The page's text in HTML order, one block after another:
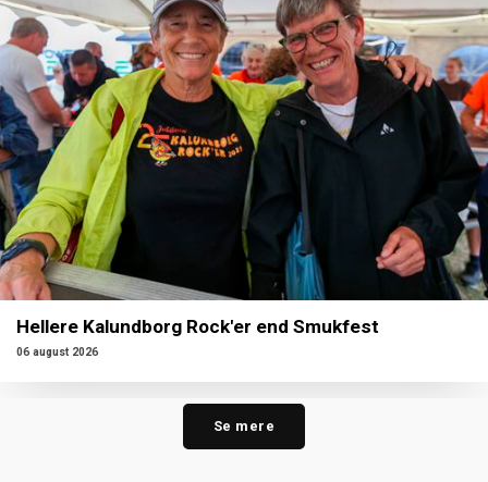
Hellere Kalundborg Rock'er end Smukfest
06 august 2026
Se mere